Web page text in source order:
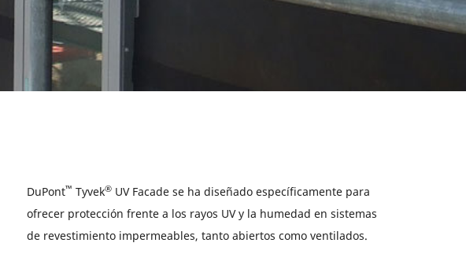
DuPont™ Tyvek®UV Facade se ha diseñado específicamente para
ofrecer protección frente a los rayos UV y la humedad en sistemas
de revestimiento impermeables, tanto abiertos como ventilados.